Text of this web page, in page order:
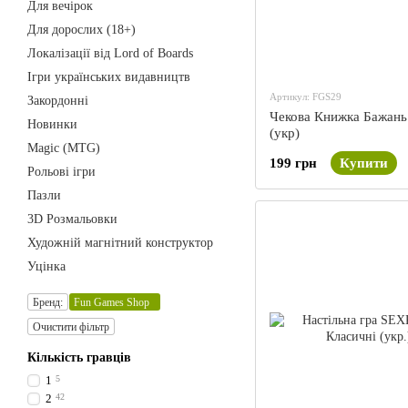
Артикул: FGS29
Чекова Книжка
(укр)
199 грн Купити
Для вечірок
Для дорослих (18+)
Локалізації від Lord of Boards
Ігри українських видавництв
Закордонні
Новинки
Magic (MTG)
Рольові ігри
Пазли
3D Розмальовки
Художній магнітний конструктор
Уцінка
Бренд:
Fun Games Shop
Очистити фільтр
Кількість гравців
1 5
2 42